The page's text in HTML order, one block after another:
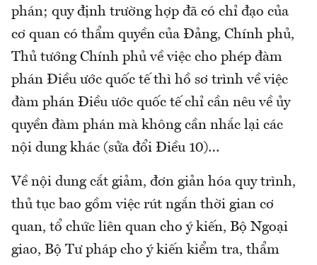
phán; quy định trường hợp đã có chỉ đạo của
cơ quan có thẩm quyền của Đảng, Chính phủ,
Thủ tướng Chính phủ về việc cho phép đàm
phán Điều ước quốc tế thì hồ sơ trình về việc
đàm phán Điều ước quốc tế chỉ cần nêu về ủy
quyền đàm phán mà không cần nhắc lại các
nội dung khác (sửa đổi Điều 10)…
Về nội dung cắt giảm, đơn giản hóa quy trình,
thủ tục bao gồm việc rút ngắn thời gian cơ
quan, tổ chức liên quan cho ý kiến, Bộ Ngoại
giao, Bộ Tư pháp cho ý kiến kiểm tra, thẩm